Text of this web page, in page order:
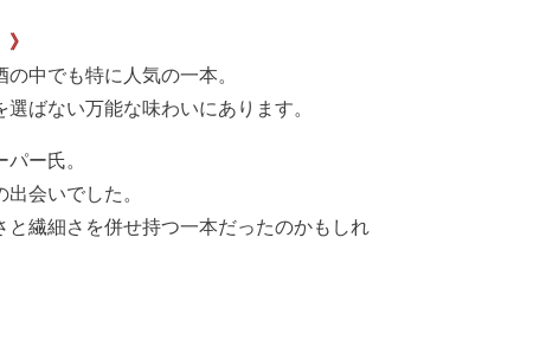
中でも特に人気の一本。
ばない万能な味わいにあります。
ー氏。
会いでした。
繊細さを併せ持つ一本だったのかもしれ